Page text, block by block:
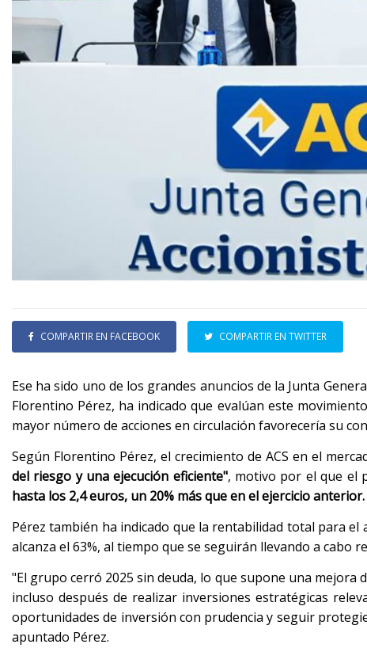
COMPARTIR EN FACEBOOK COMPARTIR EN TWITTER
Ese ha sido uno de los grandes anuncios de la Junta
Florentino Pérez, ha indicado que evalúan este
mayor número de acciones en circulación favorecería su
Según Florentino Pérez, el crecimiento de ACS en el
del riesgo y una ejecución eficiente", motivo por el que el
hasta los 2,4 euros, un 20% más que en el ejercicio anterior.
Pérez también ha indicado que la rentabilidad total para el
alcanza el 63%, al tiempo que se seguirán llevando a cabo
"El grupo cerró 2025 sin deuda, lo que supone una mejora
incluso después de realizar inversiones estratégicas
oportunidades de inversión con prudencia y seguir
apuntado Pérez.